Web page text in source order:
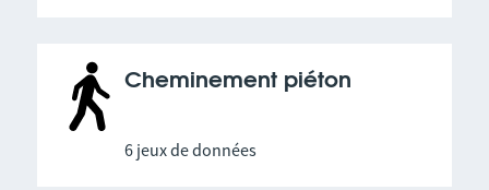
Cheminement piéton
6 jeux de données